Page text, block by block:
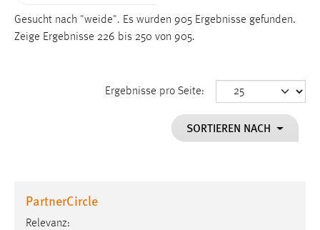
Gesucht nach "weide". Es wurden 905 Ergebnisse gefunden.
Zeige Ergebnisse 226 bis 250 von 905.
Ergebnisse pro Seite:
SORTIEREN NACH
PartnerCircle
Relevanz:
Name:
Dieser Cookie speichert die ausgewählten Einverständnis-
Performance
Name: